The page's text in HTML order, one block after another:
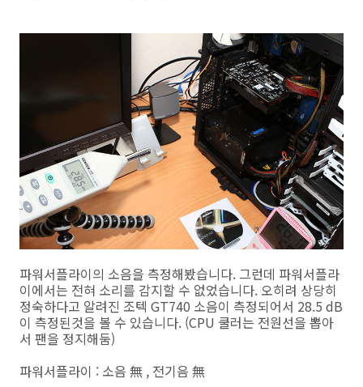
파워서플라이의 소음을 측정해봤습니다. 그런데 파워서플라
이에서는 전혀 소리를 감지할 수 없었습니다. 오히려 상당히
정숙하다고 알려진 조텍 GT740 소음이 측정되어서 28.5 dB
이 측정된것을 볼 수 있습니다. (CPU 쿨러는 전원선을 뽑아
서 팬을 정지해둠)
파워서플라이 : 소음 無 , 전기음 無